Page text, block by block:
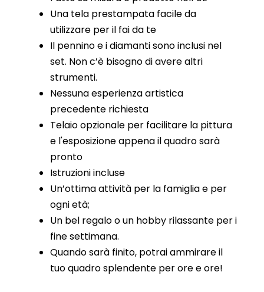
Una tela prestampata facile da
utilizzare per il fai da te
Il pennino e i diamanti sono inclusi nel
set. Non c’è bisogno di avere altri
strumenti.
Nessuna esperienza artistica
precedente richiesta
Telaio opzionale per facilitare la pittura
e l'esposizione appena il quadro sarà
pronto
Istruzioni incluse
Un’ottima attività per la famiglia e per
ogni età;
Un bel regalo o un hobby rilassante per i
fine settimana.
Quando sarà finito, potrai ammirare il
tuo quadro splendente per ore e ore!